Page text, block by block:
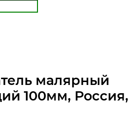
малярный
100мм, Россия,